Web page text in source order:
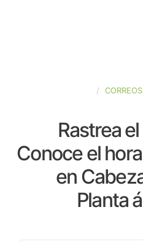
CORREOS
Rastrea
Conoce el
en
Planta